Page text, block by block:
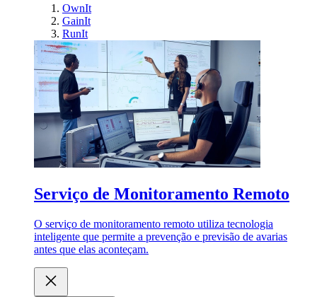
OwnIt
GainIt
RunIt
Serviço de Monitoramento Remoto
O serviço de monitoramento remoto utiliza tecnologia
inteligente que permite a prevenção e previsão de avarias
antes que elas aconteçam.